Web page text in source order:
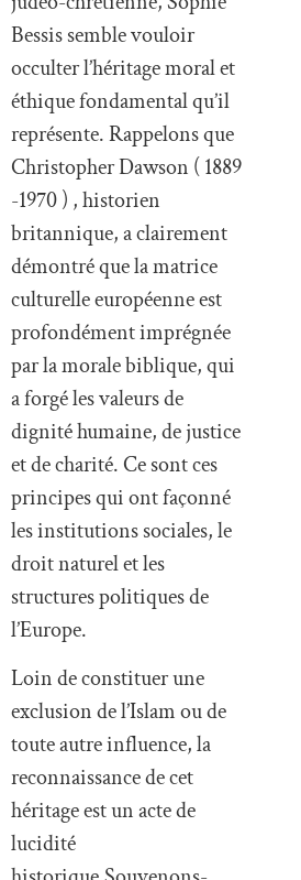
Bessis semble vouloir
occulter l’héritage moral et
éthique fondamental qu’il
représente. Rappelons que
Christopher Dawson ( 1889
-1970 ) , historien
britannique, a clairement
démontré que la matrice
culturelle européenne est
profondément imprégnée
par la morale biblique, qui
a forgé les valeurs de
dignité humaine, de justice
et de charité. Ce sont ces
principes qui ont façonné
les institutions sociales, le
droit naturel et les
structures politiques de
l’Europe.
Loin de constituer une
exclusion de l’Islam ou de
toute autre influence, la
reconnaissance de cet
héritage est un acte de
lucidité